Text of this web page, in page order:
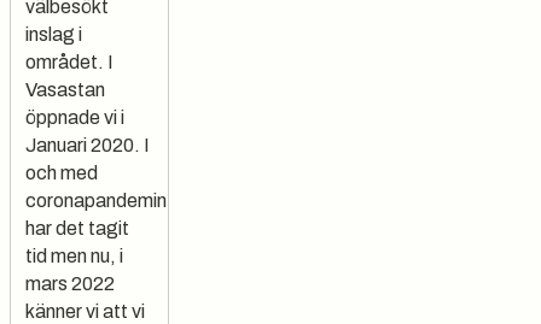
välbesökt
inslag i
området. I
Vasastan
öppnade vi i
Januari 2020. I
och med
coronapandemin
har det tagit
tid men nu, i
mars 2022
känner vi att vi